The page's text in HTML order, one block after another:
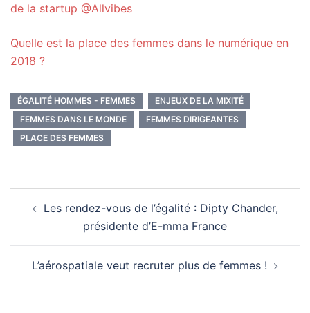
de la startup @Allvibes
Quelle est la place des femmes dans le numérique en
2018 ?
ÉGALITÉ HOMMES - FEMMES
ENJEUX DE LA MIXITÉ
FEMMES DANS LE MONDE
FEMMES DIRIGEANTES
PLACE DES FEMMES
d’article
Les rendez-vous de l’égalité : Dipty Chander,
présidente d’E-mma France
L’aérospatiale veut recruter plus de femmes !